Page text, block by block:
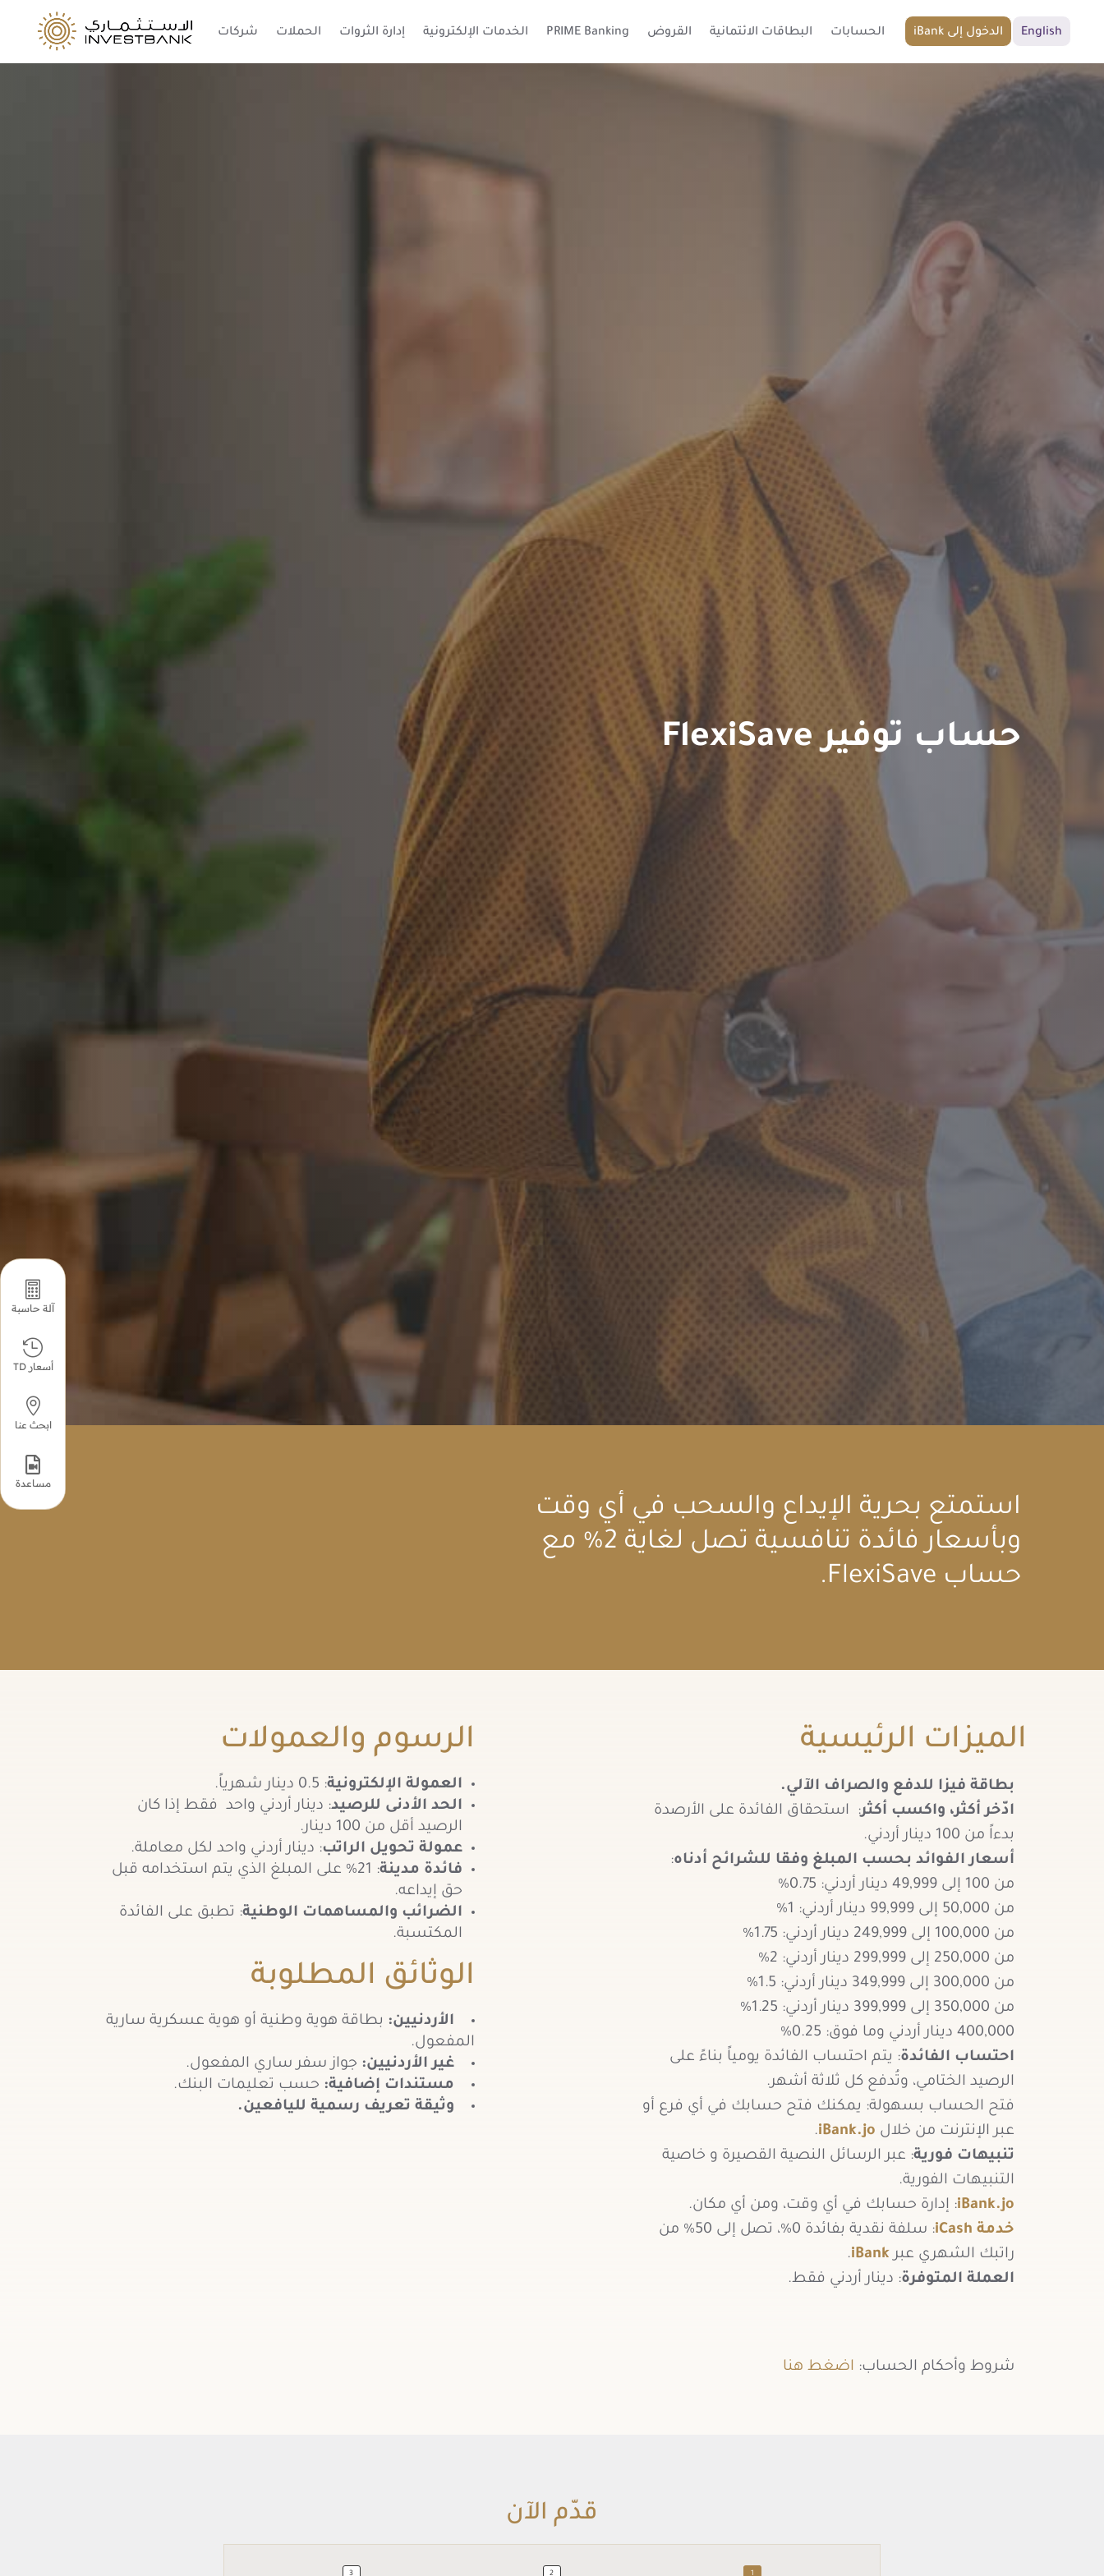
شركات الحملات إدارة الثروات الخدمات الإلكترونية PRIME Banking القروض البطاقات الائتمانية الحسابات iBank الدخول إلى English
حساب توفير FlexiSave
استمتع بحرية الإيداع والسحب في أي وقت
وبأسعار فائدة تنافسية تصل لغاية 2% مع
حساب FlexiSave.
الرسوم والعمولات
العمولة الإلكترونية: 0.5 دينار شهرياً.
الحد الأدنى للرصيد: دينار أردني واحد فقط إذا كان
الرصيد أقل من 100 دينار.
عمولة تحويل الراتب: دينار أردني واحد لكل معاملة.
فائدة مدينة
: 21% على المبلغ الذي يتم استخدامه قبل
حق إيداعه.
الضرائب والمساهمات الوطنية: تطبق على الفائدة
المكتسبة.
الوثائق المطلوبة
الأردنيين: بطاقة هوية وطنية أو هوية عسكرية سارية
المفعول.
غير الأردنيين: جواز سفر ساري المفعول.
مستندات إضافية: حسب تعليمات البنك.
وثيقة تعريف رسمية لليافعين.
الميزات الرئيسية
بطاقة فيزا للدفع والصراف الآلي.
ادّخر أكثر، واكسب أكثر: استحقاق الفائدة على الأرصدة
بدءاً من 100 دينار أردني.
أسعار الفوائد بحسب المبلغ وفقا للشرائح أدناه:
من 100 إلى 49,999 دينار أردني: 0.75%
من 50,000 إلى 99,999 دينار أردني: 1%
من 100,000 إلى 249,999 دينار أردني: 1.75%
من 250,000 إلى 299,999 دينار أردني: 2%
من 300,000 إلى 349,999 دينار أردني: 1.5%
من 350,000 إلى 399,999 دينار أردني: 1.25%
400,000 دينار أردني وما فوق: 0.25%
احتساب الفائدة: يتم احتساب الفائدة يومياً بناءً على
الرصيد الختامي، وتُدفع كل ثلاثة أشهر.
فتح الحساب بسهولة: يمكنك فتح حسابك في أي فرع أو
عبر الإنترنت من خلال iBank.jo
.
تنبيهات فورية: عبر الرسائل النصية القصيرة و خاصية
التنبيهات الفورية.
iBank.jo: إدارة حسابك في أي وقت، ومن أي مكان.
خدمة iCash
: سلفة نقدية بفائدة 0%، تصل إلى 50% من
راتبك الشهري عبرiBank
.
العملة المتوفرة: دينار أردني فقط.
شروط وأحكام الحساب: اضغط هنا
قدّم الآن

آلة حاسبة

أسعار TD

ابحث عنا

مساعدة